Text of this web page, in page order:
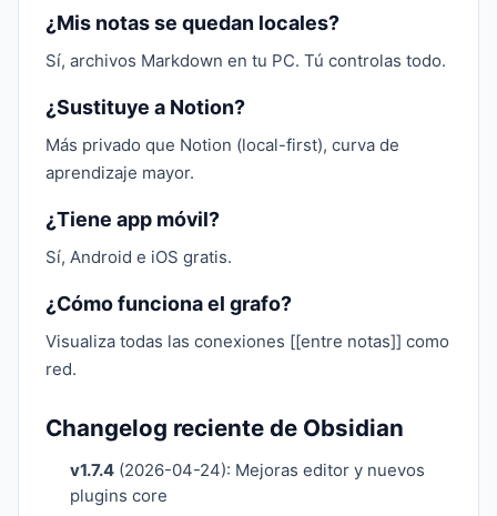
¿Mis notas se quedan locales?
Sí, archivos Markdown en tu PC. Tú controlas todo.
¿Sustituye a Notion?
Más privado que Notion (local-first), curva de
aprendizaje mayor.
¿Tiene app móvil?
Sí, Android e iOS gratis.
¿Cómo funciona el grafo?
Visualiza todas las conexiones [[entre notas]] como
red.
Changelog reciente de Obsidian
v1.7.4 (2026-04-24): Mejoras editor y nuevos
plugins core